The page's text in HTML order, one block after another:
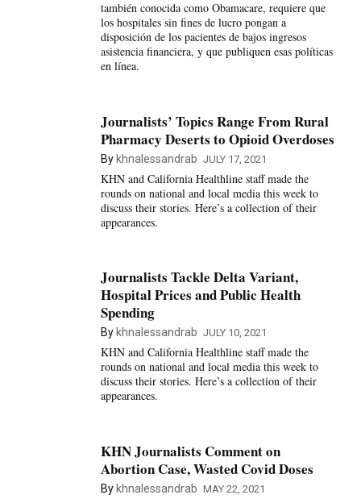
también conocida como Obamacare, requiere que
los hospitales sin fines de lucro pongan a
disposición de los pacientes de bajos ingresos
asistencia financiera, y que publiquen esas políticas
en línea.
Journalists’ Topics Range From Rural
Pharmacy Deserts to Opioid Overdoses
By khnalessandrab JULY 17, 2021
KHN and California Healthline staff made the
rounds on national and local media this week to
discuss their stories. Here’s a collection of their
appearances.
Journalists Tackle Delta Variant,
Hospital Prices and Public Health
Spending
By khnalessandrab JULY 10, 2021
KHN and California Healthline staff made the
rounds on national and local media this week to
discuss their stories. Here’s a collection of their
appearances.
KHN Journalists Comment on
Abortion Case, Wasted Covid Doses
By khnalessandrab MAY 22, 2021